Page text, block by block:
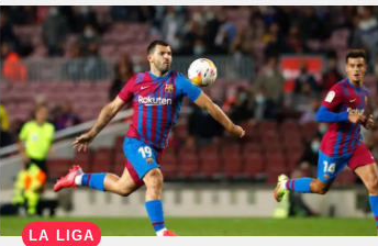
LA LIGA